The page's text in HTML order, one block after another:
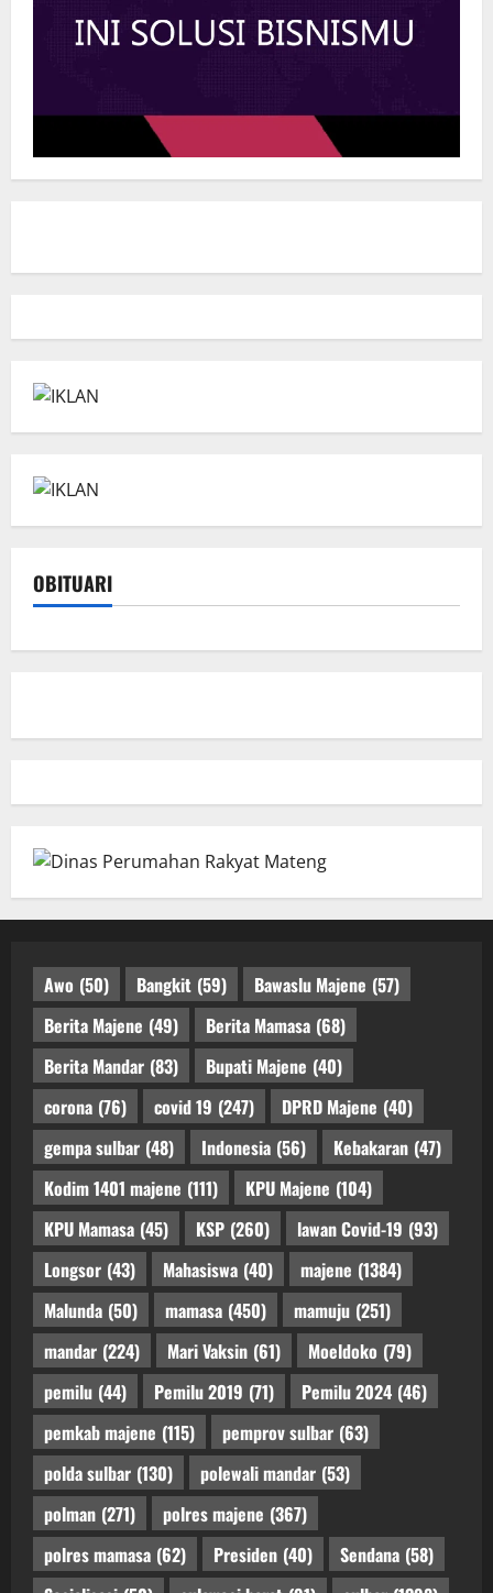
OBITUARI
Awo (50) Bangkit (59) Bawaslu Majene (57)
Berita Majene (49) Berita Mamasa (68)
Berita Mandar (83) Bupati Majene (40)
corona (76) covid 19 (247) DPRD Majene (40)
gempa sulbar (48) Indonesia (56) Kebakaran (47)
Kodim 1401 majene (111) KPU Majene (104)
KPU Mamasa (45) KSP (260) lawan Covid-19 (93)
Longsor (43) Mahasiswa (40) majene (1384)
Malunda (50) mamasa (450) mamuju (251)
mandar (224) Mari Vaksin (61) Moeldoko (79)
pemilu (44) Pemilu 2019 (71) Pemilu 2024 (46)
pemkab majene (115) pemprov sulbar (63)
polda sulbar (130) polewali mandar (53)
polman (271) polres majene (367)
polres mamasa (62) Presiden (40) Sendana (58)